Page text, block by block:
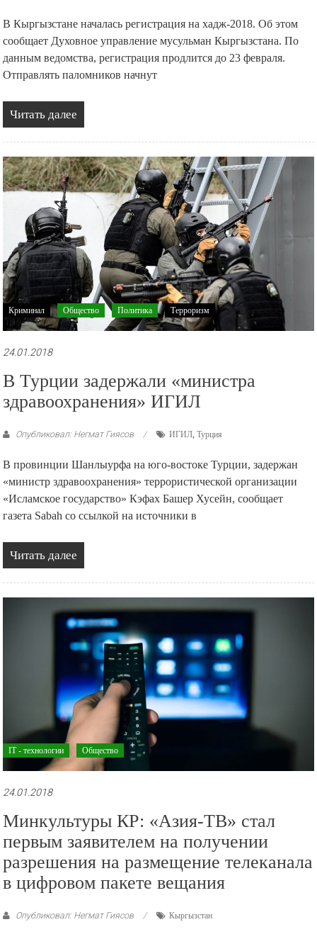
В Кыргызстане началась регистрация на хадж-2018. Об этом
сообщает Духовное управление мусульман Кыргызстана. По
данным ведомства, регистрация продлится до 23 февраля.
Отправлять паломников начнут
Читать далее
Криминал Общество Политика Терроризм
24.01.2018
В Турции задержали «министра
здравоохранения» ИГИЛ
Опубликовал: Негмат Гиясов ИГИЛ,Турция
В провинции Шанлыурфа на юго-востоке Турции, задержан
«министр здравоохранения» террористической организации
«Исламское государство» Кэфах Башер Хусейн, сообщает
газета Sabah со ссылкой на источники в
Читать далее
IT - технологии Общество
24.01.2018
Минкультуры КР: «Азия-ТВ» стал
первым заявителем на получении
разрешения на размещение телеканала
в цифровом пакете вещания
Опубликовал: Негмат Гиясов Кыргызстан